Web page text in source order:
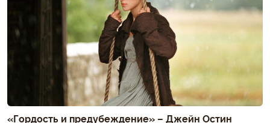
«Гордость и предубеждение» – Джейн Остин